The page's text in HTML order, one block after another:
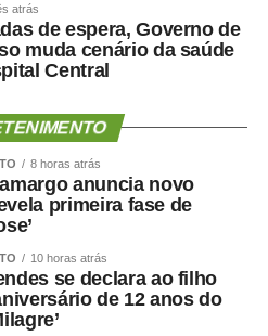
LinkedIn
Share
atrás
de espera, Governo de
muda cenário da saúde
Central
8 horas atrás
anuncia novo
primeira fase de
10 horas atrás
se declara ao filho
de 12 anos do